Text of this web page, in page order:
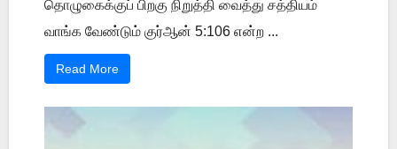
தொழுகைக்குப் பிறகு நிறுத்தி வைத்து சத்தியம்
வாங்க வேண்டும் குர்ஆன் 5:106 என்ற ...
Read More